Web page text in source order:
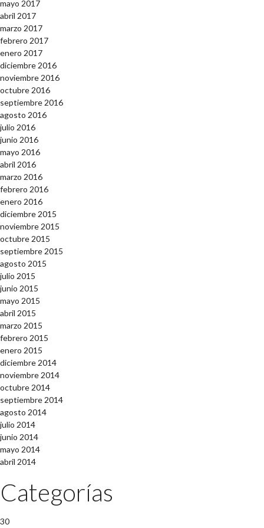
mayo 2017
abril 2017
marzo 2017
febrero 2017
enero 2017
diciembre 2016
noviembre 2016
octubre 2016
septiembre 2016
agosto 2016
julio 2016
junio 2016
mayo 2016
abril 2016
marzo 2016
febrero 2016
enero 2016
diciembre 2015
noviembre 2015
octubre 2015
septiembre 2015
agosto 2015
julio 2015
junio 2015
mayo 2015
abril 2015
marzo 2015
febrero 2015
enero 2015
diciembre 2014
noviembre 2014
octubre 2014
septiembre 2014
agosto 2014
julio 2014
junio 2014
mayo 2014
abril 2014
Categorías
30